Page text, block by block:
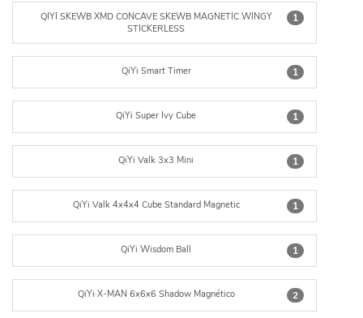
1
QIYI SKEWB XMD CONCAVE SKEWB MAGNETIC WINGY
STICKERLESS
1
QiYi Smart Timer
1
QiYi Super Ivy Cube
1
QiYi Valk 3x3 Mini
1
QiYi Valk 4x4x4 Cube Standard Magnetic
1
QiYi Wisdom Ball
2
QiYi·X-MAN 6x6x6 Shadow Magnético